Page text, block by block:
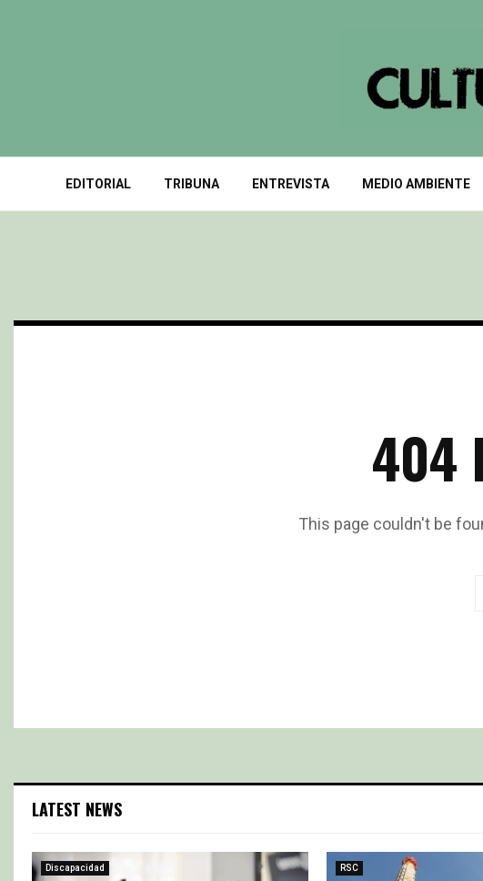
EDITORIAL TRIBUNA ENTREVISTA MEDIO AMBIENTE
404
This page couldn't be
LATEST NEWS
Discapacidad RSC